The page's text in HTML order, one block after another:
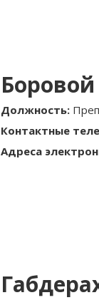
Должность:
Контактные
Адреса